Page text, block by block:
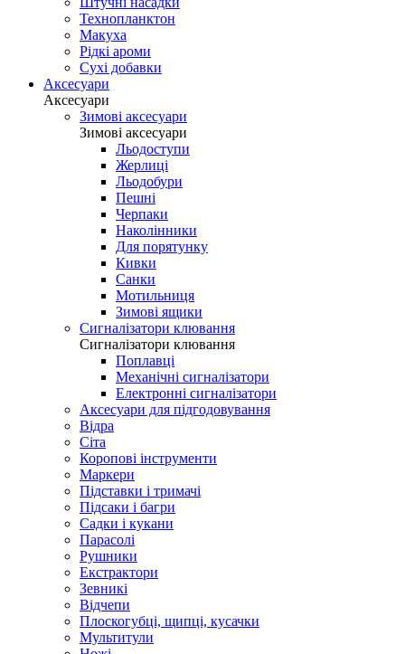
Технопланктон
Макуха
Рідкі ароми
Сухі добавки
Аксесуари
Аксесуари
Зимові аксесуари
Зимові аксесуари
Льодоступи
Жерлиці
Льодобури
Пешні
Черпаки
Наколінники
Для порятунку
Кивки
Санки
Мотильниця
Зимові ящики
Сигналізатори клювання
Сигналізатори клювання
Поплавці
Механічні сигналізатори
Електронні сигналізатори
Аксесуари для підгодовування
Відра
Сіта
Коропові інструменти
Маркери
Підставки і тримачі
Підсаки і багри
Садки і кукани
Парасолі
Рушники
Екстрактори
Зевникі
Відчепи
Плоскогубці, щипці, кусачки
Мультитули